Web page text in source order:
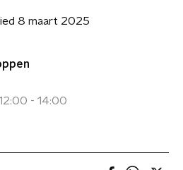
8 maart 2025
- 14:00